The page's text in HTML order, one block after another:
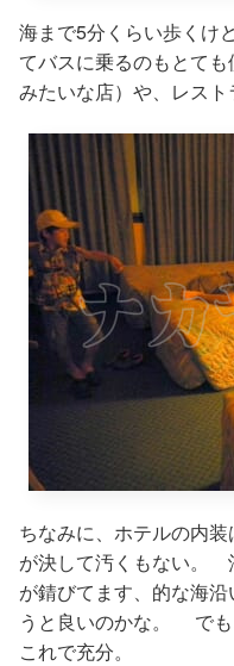
海まで5分くらい歩くけ
てバスに乗るのもとて
みたいな店）や、レスト
ちなみに、ホテルの内
が決して汚くもない。
が錆びてます、的な海
うと良いのかな。 でも
これで充分。